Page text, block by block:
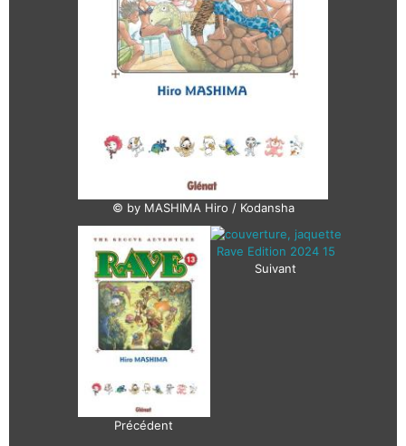
© by MASHIMA Hiro / Kodansha
Précédent
Suivant